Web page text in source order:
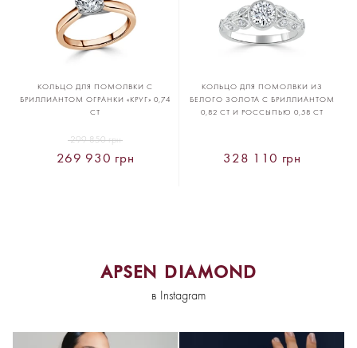
КОЛЬЦО ДЛЯ ПОМОЛВКИ С
БРИЛЛИАНТОМ ОГРАНКИ «КРУГ» 0,74
CT
269 930 грн
299 850 грн
КОЛЬЦО ДЛЯ ПОМОЛВКИ ИЗ
БЕЛОГО ЗОЛОТА С БРИЛЛИАНТОМ
0,82 CT И РОССЫПЬЮ 0,58 CT
328 110 грн
APSEN DIAMOND
в Instagram